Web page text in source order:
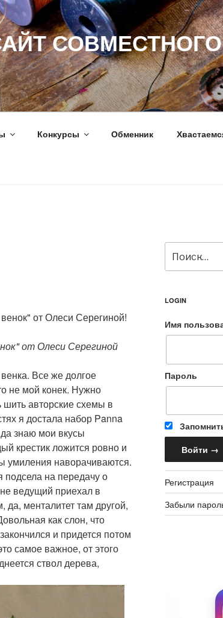
СОВМЕСТНОГО
Конкурсы Обменник
от Олеси Серегиной!
от Олеси Серегиной
Все же долгое
не мой конек. Нужно
шить авторские схемы в
я достала набор Panna
знаю мои вкусы
крестик ложится ровно и
умиления наворачиваются.
подсела на передачу о
ведущий приехал в
менталитет там другой,
как слон, что
и придется потом
самое важное, от этого
ствол дерева,
LOGIN
Имя
Пароль
Регистрация
Забыли